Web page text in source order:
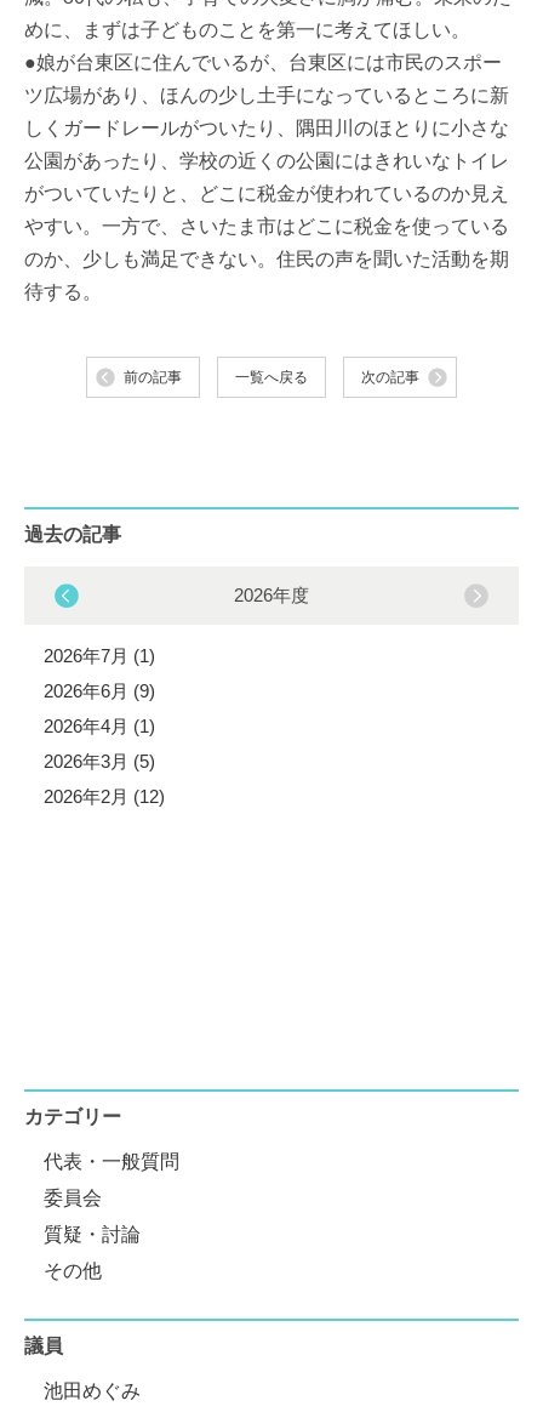
めに、まずは子どものことを第一に考えてほしい。
●娘が台東区に住んでいるが、台東区には市民のスポー
ツ広場があり、ほんの少し土手になっているところに新
しくガードレールがついたり、隅田川のほとりに小さな
公園があったり、学校の近くの公園にはきれいなトイレ
がついていたりと、どこに税金が使われているのか見え
やすい。一方で、さいたま市はどこに税金を使っている
のか、少しも満足できない。住民の声を聞いた活動を期
待する。
前の記事 一覧へ戻る 次の記事
過去の記事
2026年度
2026年7月 (1)
2026年6月 (9)
2026年4月 (1)
2026年3月 (5)
2026年2月 (12)
カテゴリー
代表・一般質問
委員会
質疑・討論
その他
議員
池田めぐみ